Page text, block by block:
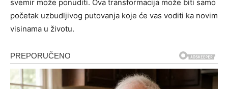
svemir može ponuditi. Ova transformacija može biti samo
početak uzbudljivog putovanja koje će vas voditi ka novim
visinama u životu.